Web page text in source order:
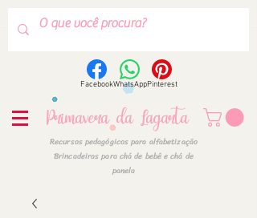
FacebookWhatsAppPinterest
Primavera da Lagarta
Recursos pedagógicos para alfabetização
Brincadeiras para chá de bebê e chá de
panela